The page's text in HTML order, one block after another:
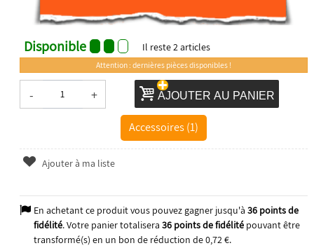
Disponible Il reste2articles
Attention : dernières pièces disponibles !
- + AJOUTER AU PANIER
Accessoires (1)
Ajouter à ma liste
En achetant ce produit vous pouvez gagner jusqu'à 36points de
fidélité. Votre panier totalisera 36points de fidélitépouvant être
transformé(s) en un bon de réduction de0,72 €.